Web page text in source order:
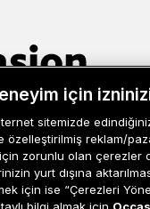
0 850 800 01 20
için
sitemizde
özelleştirilmiş reklam/
zorunlu olan çerezler
yurt dışına
için ise “Çerezleri